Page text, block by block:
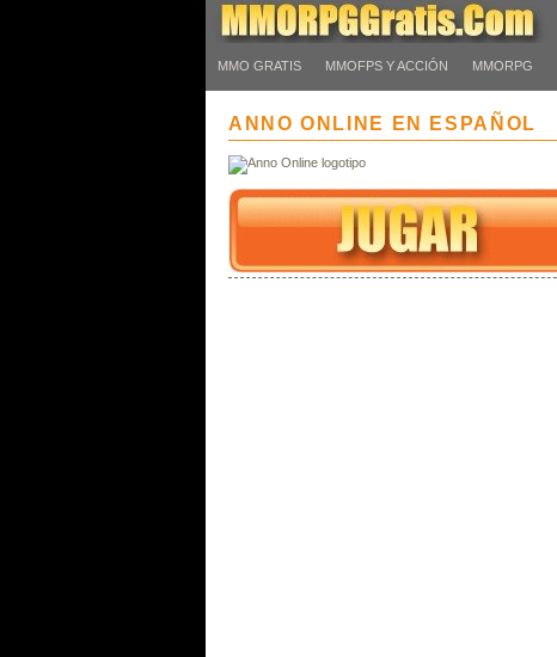
MMO GRATIS MMOFPS Y ACCIÓN MMORPG
ANNO ONLINE EN ESPAÑOL